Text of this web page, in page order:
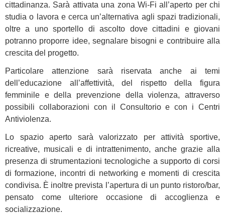
cittadinanza. Sarà attivata una zona Wi-Fi all’aperto per chi
studia o lavora e cerca un’alternativa agli spazi tradizionali,
oltre a uno sportello di ascolto dove cittadini e giovani
potranno proporre idee, segnalare bisogni e contribuire alla
crescita del progetto.
Particolare attenzione sarà riservata anche ai temi
dell’educazione all’affettività, del rispetto della figura
femminile e della prevenzione della violenza, attraverso
possibili collaborazioni con il Consultorio e con i Centri
Antiviolenza.
Lo spazio aperto sarà valorizzato per attività sportive,
ricreative, musicali e di intrattenimento, anche grazie alla
presenza di strumentazioni tecnologiche a supporto di corsi
di formazione, incontri di networking e momenti di crescita
condivisa. È inoltre prevista l’apertura di un punto ristoro/bar,
pensato come ulteriore occasione di accoglienza e
socializzazione.